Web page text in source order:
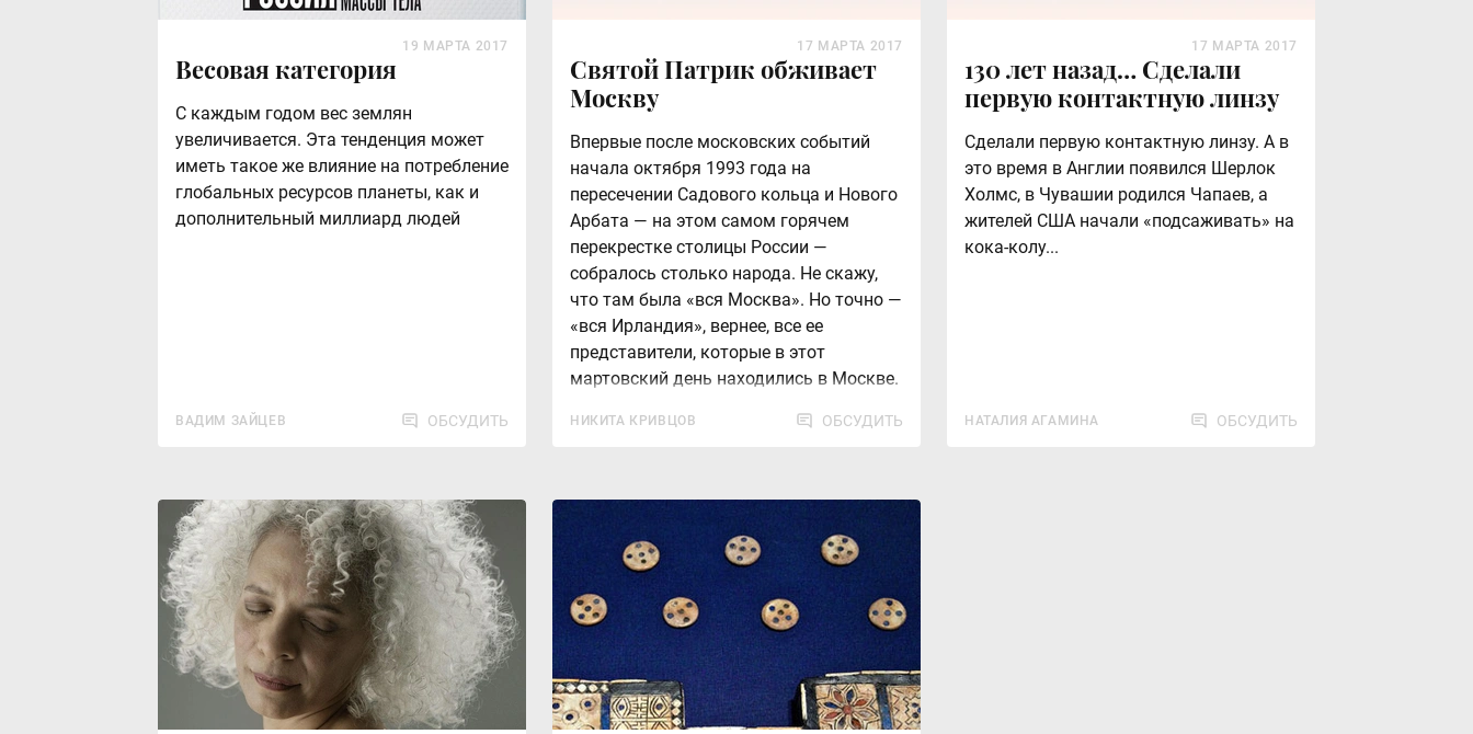
Весовая категория
С каждым годом вес землян
увеличивается. Эта тенденция может
иметь такое же влияние на потребление
глобальных ресурсов планеты, как и
дополнительный миллиард людей
ВАДИМ ЗАЙЦЕВ
19 МАРТА 2017
ОБСУДИТЬ
Святой Патрик обживает
Москву
Впервые после московских событий
начала октября 1993 года на
пересечении Садового кольца и Нового
Арбата — на этом самом горячем
перекрестке столицы России —
собралось столько народа. Не скажу,
что там была «вся Москва». Но точно —
«вся Ирландия», вернее, все ее
представители, которые в этот
мартовский день находились в Москве.
НИКИТА КРИВЦОВ
17 МАРТА 2017
ОБСУДИТЬ
130 лет назад… Сделали
первую контактную линзу
Сделали первую контактную линзу. А в
это время в Англии появился Шерлок
Холмс, в Чувашии родился Чапаев, а
жителей США начали «подсаживать» на
кока-колу...
НАТАЛИЯ АГАМИНА
17 МАРТА 2017
ОБСУДИТЬ